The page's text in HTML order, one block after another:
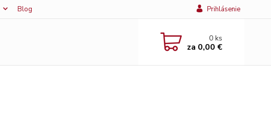
Blog Prihlásenie
0ks
za 0,00 €